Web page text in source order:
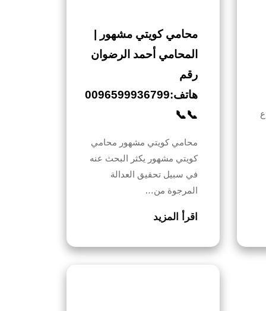
محامي كويتي مشهور |
المحامي أحمد الرضوان
رقم
هاتف:0096599936799
📞📞
محامي كويتي مشهور محامي
كويتي مشهور يكثر البحث عنه
في سبيل تحقيق العدالة
المرجوة من…
اقرأ المزيد